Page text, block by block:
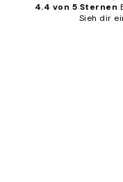
4.4 von 5 Sternen
Sieh dir